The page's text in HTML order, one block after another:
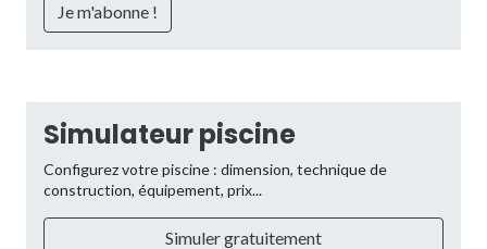
Simulateur piscine
Configurez votre piscine : dimension, technique de
construction, équipement, prix...
Simuler gratuitement